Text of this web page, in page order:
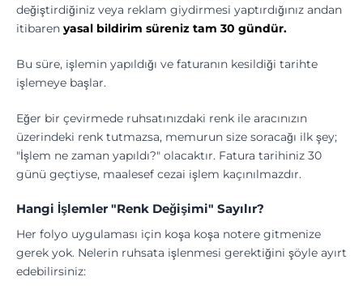
değiştirdiğiniz veya reklam giydirmesi yaptırdığınız andan
itibaren yasal bildirim süreniz tam 30 gündür.
Bu süre, işlemin yapıldığı ve faturanın kesildiği tarihte
işlemeye başlar.
Eğer bir çevirmede ruhsatınızdaki renk ile aracınızın
üzerindeki renk tutmazsa, memurun size soracağı ilk şey;
"İşlem ne zaman yapıldı?" olacaktır. Fatura tarihiniz 30
günü geçtiyse, maalesef cezai işlem kaçınılmazdır.
Hangi İşlemler "Renk Değişimi" Sayılır?
Her folyo uygulaması için koşa koşa notere gitmenize
gerek yok. Nelerin ruhsata işlenmesi gerektiğini şöyle ayırt
edebilirsiniz: